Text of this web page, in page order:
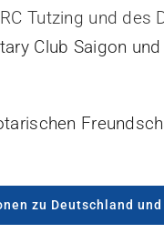
Tutzing und des
Club Saigon
zu Deutschland